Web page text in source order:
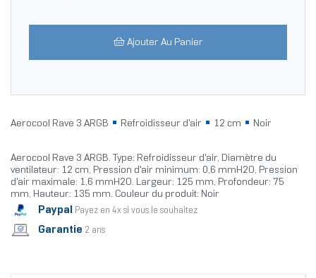
Ajouter Au Panier
Aerocool Rave 3 ARGB Refroidisseur d'air 12 cm Noir
Aerocool Rave 3 ARGB. Type: Refroidisseur d'air, Diamètre du
ventilateur: 12 cm, Pression d'air minimum: 0,6 mmH2O, Pression
d'air maximale: 1,6 mmH2O. Largeur: 125 mm, Profondeur: 75
mm, Hauteur: 135 mm. Couleur du produit: Noir
Paypal Payez en 4x si vous le souhaitez
Garantie 2 ans